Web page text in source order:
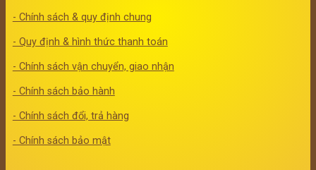
- Chính sách & quy định chung
- Quy định & hình thức thanh toán
- Chính sách vận chuyển, giao nhận
- Chính sách bảo hành
- Chính sách đổi, trả hàng
- Chính sách bảo mật